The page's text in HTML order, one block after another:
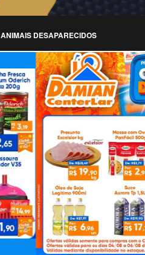
ANIMAIS DESAPARECIDOS